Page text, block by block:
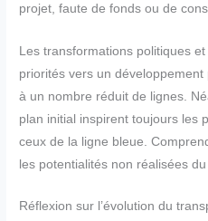
projet, faute de fonds ou de
Les transformations politiques
priorités vers un
à un nombre réduit de lignes.
plan initial inspirent toujours les
ceux de la ligne bleue.
les potentialités non réalisées
Réflexion sur l’évolution du